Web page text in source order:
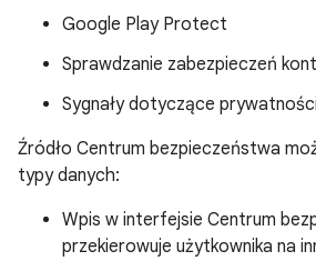
Google Play Protect
Sprawdzanie zabezpieczeń
Sygnały dotyczące prywatności
Źródło Centrum bezpieczeństwa
typy danych:
Wpis w interfejsie Centrum
przekierowuje użytkownika na